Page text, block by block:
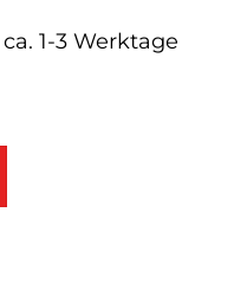
1-3 Werktage